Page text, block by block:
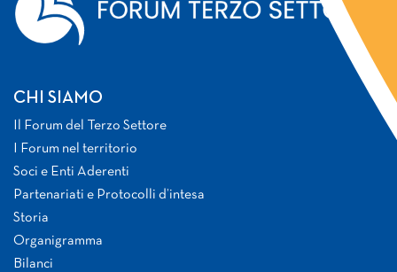
CHI SIAMO
Il Forum del Terzo Settore
I Forum nel territorio
Soci e Enti Aderenti
Partenariati e Protocolli d’intesa
Storia
Organigramma
Bilanci